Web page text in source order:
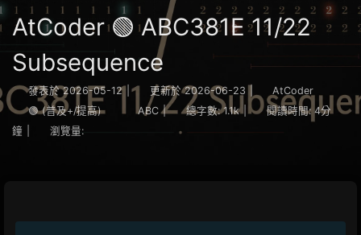
AtCoder 🟢 ABC381E 11/22
Subsequence
發表於 2026-05-12 更新於 2026-06-23
AtCoder
🟢 (普及+/提高)
ABC | 總字數: 1.1k 閱讀時間: 4分
鐘
瀏覽量: